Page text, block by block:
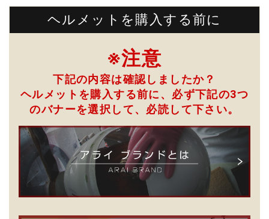
ヘルメットを購入する前に
※注意
下記の内容は確認しましたか？
ヘルメットを購入する前に、必ず下記の3つ
のバナーを選択して、 必読して下さい。